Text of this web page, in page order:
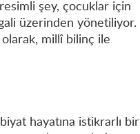
şey, çocuklar için
üzerinden yönetiliyor.
olarak, millî bilinç ile
hayatına istikrarlı bir